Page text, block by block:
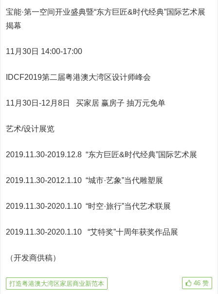
宝能·第一空间开业盛典暨“东方巨匠&时代经典”国际艺术展
揭幕
11月30日 14:00-17:00
IDCF2019第二届粤港澳大湾区设计师峰会
11月30日-12月8日 买家居 赢房子 抽万元免单
艺术/设计展览
2019.11.30-2019.12.8 “东方巨匠&时代经典”国际艺术展
2019.11.30-2012.1.10 “城市·艺象”当代雕塑展
2019.11.30-2020.1.10 “时空·旅行”当代艺术联展
2019.11.30-2020.1.10 “艾特奖”十周年获奖作品展
（开发商供稿）
打造粤港澳大湾区家居商业新范本 46 赞